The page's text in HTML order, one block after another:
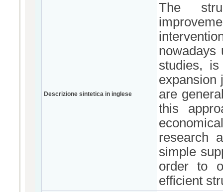
Descrizione sintetica in inglese
The
nowadays
studies,
expansion
are
this
research
simple
order to
efficient